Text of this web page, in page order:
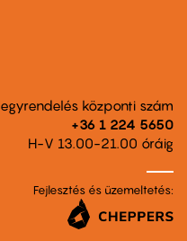
központi szám
+36 1 224 5650
H-V 13.00-21.00 óráig
Fejlesztés és üzemeltetés: